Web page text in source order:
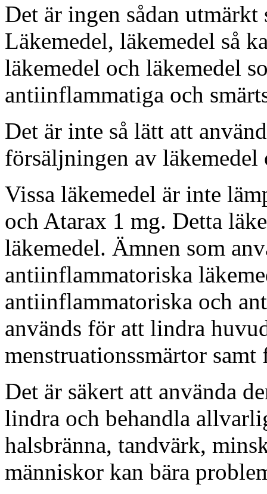
Det är ingen sådan
Läkemedel, läkemedel så
läkemedel och läkemedel
antiinflammatiga och
Det är inte så lätt att
försäljningen av läkemedel
Vissa läkemedel är inte
och Atarax 1 mg. Detta
läkemedel. Ämnen som
antiinflammatoriska
antiinflammatoriska och
används för att lindra
menstruationssmärtor
Det är säkert att använda
lindra och behandla
halsbränna, tandvärk,
människor kan bära